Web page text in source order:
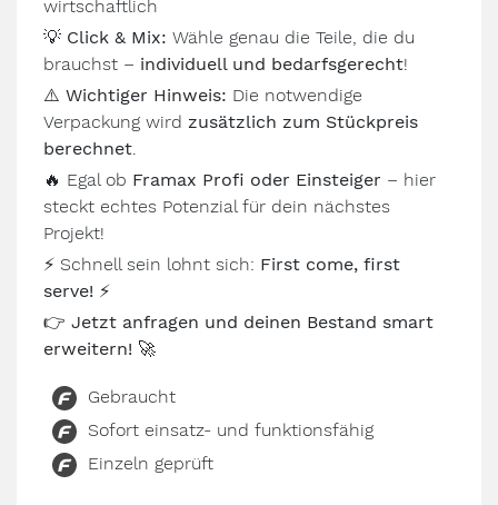
wirtschaftlich
💡 Click & Mix: Wähle genau die Teile, die du
brauchst – individuell und bedarfsgerecht!
⚠️ Wichtiger Hinweis: Die notwendige
Verpackung wird zusätzlich zum Stückpreis
berechnet.
🔥 Egal ob Framax Profi oder Einsteiger – hier
steckt echtes Potenzial für dein nächstes
Projekt!
⚡ Schnell sein lohnt sich: First come, first
serve! ⚡
👉 Jetzt anfragen und deinen Bestand smart
erweitern! 🚀
Gebraucht
Sofort einsatz- und funktionsfähig
Einzeln geprüft